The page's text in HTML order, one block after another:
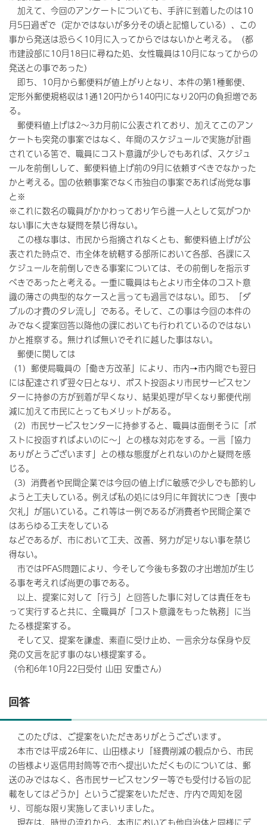
加えて、今回のアンケートについても、手許に到着したのは10
月5日過ぎで（定かではないが多分その頃と記憶している）、この
事から発送は恐らく10月に入ってからではないかと考える。（都
市建設部に10月18日に尋ねた処、女性職員は10月になってからの
発送との事であった）
即ち、10月から郵便料が値上がりとなり、本件の第1種郵便、
定形外郵便規格収は1通120円から140円になり20円の負担増であ
る。
郵便料値上げは2～3カ月前に公表されており、加えてこのアン
ケートも突発の事案ではなく、年間のスケジュールで実施が計画
されている筈で、職員にコスト意識が少しでもあれば、スケジュ
ールを前倒しして、郵便料値上げ前の9月に依頼すべきでなかった
かと考える。国の依頼事案でなく市独自の事案であれば尚党な事
と※
※これに数名の職員がかかわっており乍ら誰一人として気がつか
ない事に大きな疑問を禁じ得ない。
この様な事は、市民から指摘されなくとも、郵便料値上げが公
表された時点で、市全体を統轄する部所において各部、各課にス
ケジュールを前倒しできる事案については、その前倒しを指示す
べきであったと考える。一重に職員はもとより市全体のコスト意
識の薄さの典型的なケースと言っても過言ではない。即ち、「ダ
ブルの才費のタレ流し」である。そして、この事は今回の本件の
みでなく提案回答以降他の課においても行われているのではない
かと推察する。無ければ無いでそれに越した事はない。
郵便に関しては
（1）郵便局職員の「働き方改革」により、市内→市内間でも翌日
には配達されず翌々日となり、ポスト投函より市民サービスセン
ターに持参の方が到着が早くなり、結果処理が早くなり郵便代削
減に加えて市民にとってもメリットがある。
（2）市民サービスセンターに持参すると、職員は面倒そうに「ポ
ストに投函すればよいのに～」との様な対応をする。一言「協力
ありがとうございます」との様な態度がとれないのかと疑問を感
じる。
（3）消費者や民間企業では今回の値上げに敏感で少しでも節約し
ようと工夫している。例えば私の処には9月に年賀状につき「喪中
欠礼」が届いている。これ等は一例であるが消費者や民間企業で
はあらゆる工夫をしている
などであるが、市において工夫、改善、努力が足りない事を禁じ
得ない。
市ではPFAS問題により、今そして今後も多数の才出増加が生じ
る事を考えれば尚更の事である。
以上、提案に対して「行う」と回答した事に対しては責任をも
って実行すると共に、全職員が「コスト意識をもった執務」に当
たる様提案する。
そして又、提案を謙虚、素直に受け止め、一言余分な保身や反
発の文言を記す事のない様提案する。
（令和6年10月22日受付 山田 安重さん）
回答
このたびは、ご提案をいただきありがとうございます。
本市では平成26年に、山田様より「経費削減の観点から、市民
の皆様より返信用封筒等で市へ提出いただくものについては、郵
送のみではなく、各市民サービスセンター等でも受付ける旨の記
載をしてはどうか」というご提案をいただき、庁内で周知を図
り、可能な限り実施してまいりました。
現在は、時世の流れから、本市においても他自治体と同様にデ